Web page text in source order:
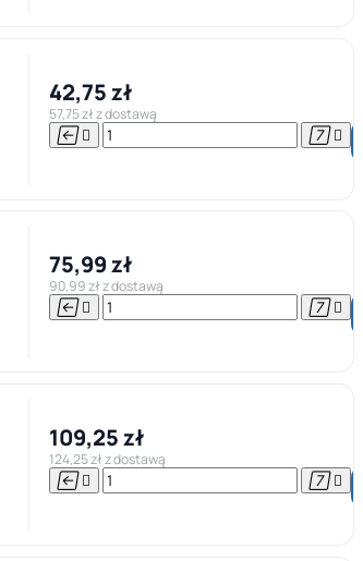
42,75 zł
57,75 zł z dostawą
   
75,99 zł
90,99 zł z dostawą
   
109,25 zł
124,25 zł z dostawą
   